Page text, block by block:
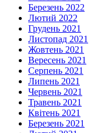
Березень 2022
Лютий 2022
Грудень 2021
Листопад 2021
Жовтень 2021
Вересень 2021
Серпень 2021
Липень 2021
Червень 2021
Травень 2021
Квітень 2021
Березень 2021